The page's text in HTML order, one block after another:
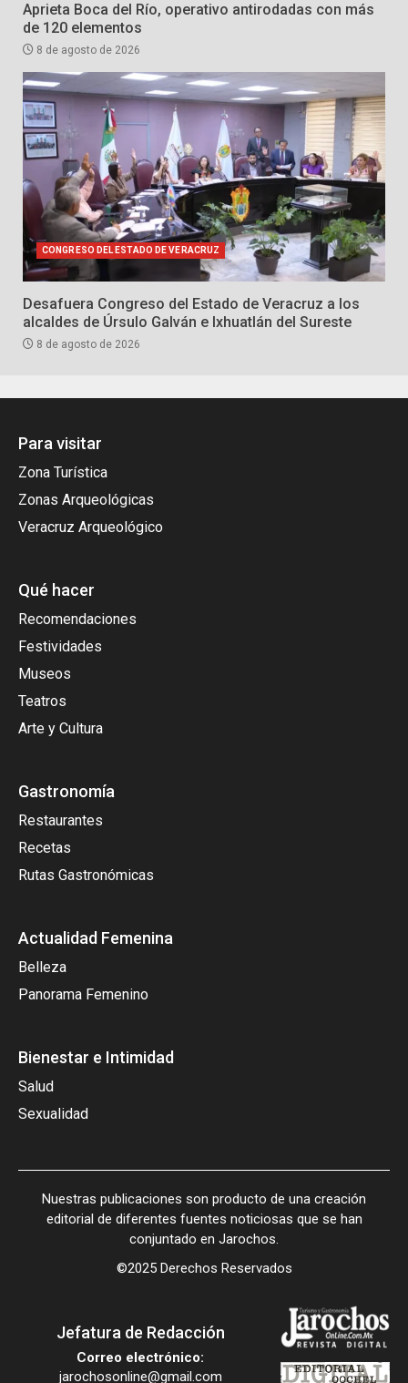
Aprieta Boca del Río, operativo antirodadas con más
de 120 elementos
8 de agosto de 2026
CONGRESO DEL ESTADO DE VERACRUZ
Desafuera Congreso del Estado de Veracruz a los
alcaldes de Úrsulo Galván e Ixhuatlán del Sureste
8 de agosto de 2026
Para visitar
Zona Turística
Zonas Arqueológicas
Veracruz Arqueológico
Qué hacer
Recomendaciones
Festividades
Museos
Teatros
Arte y Cultura
Gastronomía
Restaurantes
Recetas
Rutas Gastronómicas
Actualidad Femenina
Belleza
Panorama Femenino
Bienestar e Intimidad
Salud
Sexualidad
Nuestras publicaciones son producto de una creación
editorial de diferentes fuentes noticiosas que se han
conjuntado en Jarochos.
©2025 Derechos Reservados
Jefatura de Redacción
Correo electrónico:
jarochosonline@gmail.com